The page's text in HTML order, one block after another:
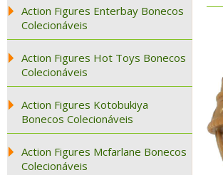
Action Figures Enterbay Bonecos
Colecionáveis
Action Figures Hot Toys Bonecos
Colecionáveis
Action Figures Kotobukiya
Bonecos Colecionáveis
Action Figures Mcfarlane Bonecos
Colecionáveis